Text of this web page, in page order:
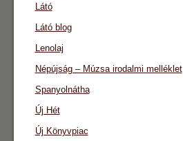
Látó
Látó blog
Lenolaj
Népújság – Múzsa irodalmi melléklet
Spanyolnátha
Új Hét
Új Könyvpiac